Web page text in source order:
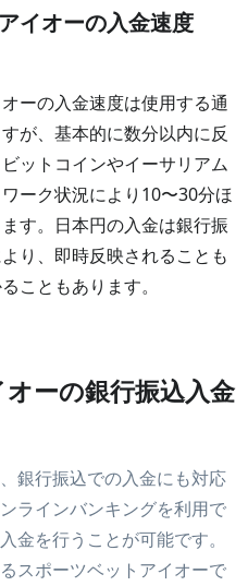
イオーの入金速度
ーの入金速度は使用する通
が、基本的に数分以内に反
ットコインやイーサリアム
ーク状況により10〜30分ほ
す。日本円の入金は銀行振
り、即時反映されることも
こともあります。
ーの銀行振込入金
銀行振込での入金にも対応
ラインバンキングを利用で
金を行うことが可能です。
スポーツベットアイオーで